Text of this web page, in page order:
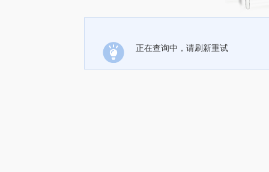
正在查询中，请刷新重试